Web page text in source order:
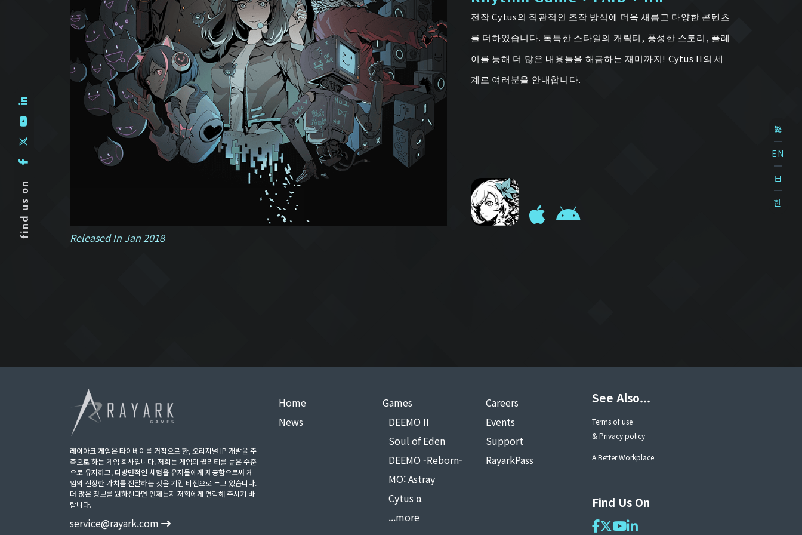
find us on
繁
EN
日
한
전작 Cytus의 직관적인 조작 방식에 더욱 새롭고 다양한 콘텐츠
를 더하였습니다. 독특한 스타일의 캐릭터, 풍성한 스토리, 플레
이를 통해 더 많은 내용들을 해금하는 재미까지! Cytus II의 세
계로 여러분을 안내합니다.
Released In Jan 2018
레이아크 게임은 타이베이를 거점으로 한, 오리지널 IP 개발을 주
축으로 하는 게임 회사입니다. 저희는 게임의 퀄리티를 높은 수준
으로 유지하고, 다방면적인 체험을 유저들에게 제공함으로써 게
임의 진정한 가치를 전달하는 것을 기업 비전으로 두고 있습니다.
더 많은 정보를 원하신다면 언제든지 저희에게 연락해 주시기 바
랍니다.
service@rayark.com
Home
News
Games
DEEMO II
Soul of Eden
DEEMO -Reborn-
MO: Astray
Cytus α
...more
Careers
Events
Support
RayarkPass
See Also...
Terms of use
& Privacy policy
A Better Workplace
Find Us On